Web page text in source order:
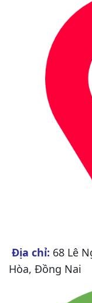
Địa chỉ: 68 Lê
Hòa, Đồng Nai